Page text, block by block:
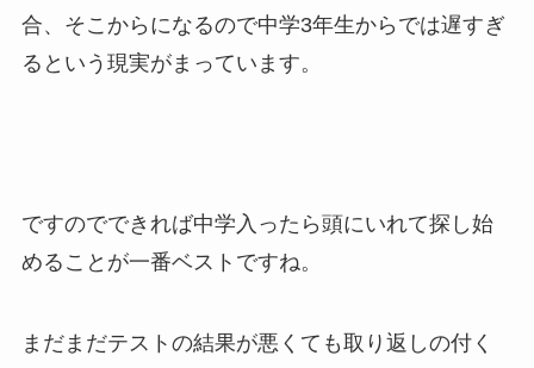
合、そこからになるので中学3年生からでは遅すぎ
るという現実がまっています。
ですのでできれば中学入ったら頭にいれて探し始
めることが一番ベストですね。
まだまだテストの結果が悪くても取り返しの付く